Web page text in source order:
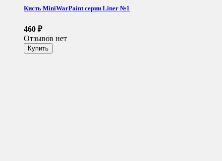
Кисть MiniWarPaint серии Liner №1
460 ₽
Отзывов нет